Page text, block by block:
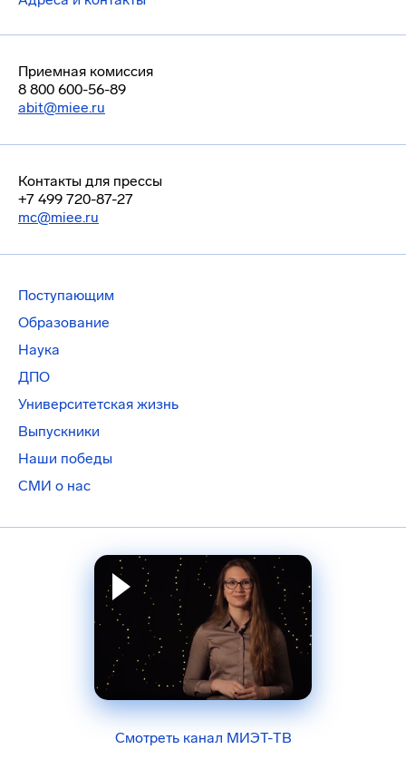
Приемная комиссия
8 800 600-56-89
abit@miee.ru
Контакты для прессы
+7 499 720-87-27
mc@miee.ru
Поступающим
Образование
Наука
ДПО
Университетская жизнь
Выпускники
Наши победы
СМИ о нас
Смотреть канал МИЭТ-ТВ